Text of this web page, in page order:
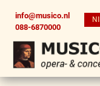
info@musico.nl
088-6870000